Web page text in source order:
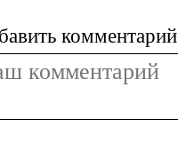
комментарий